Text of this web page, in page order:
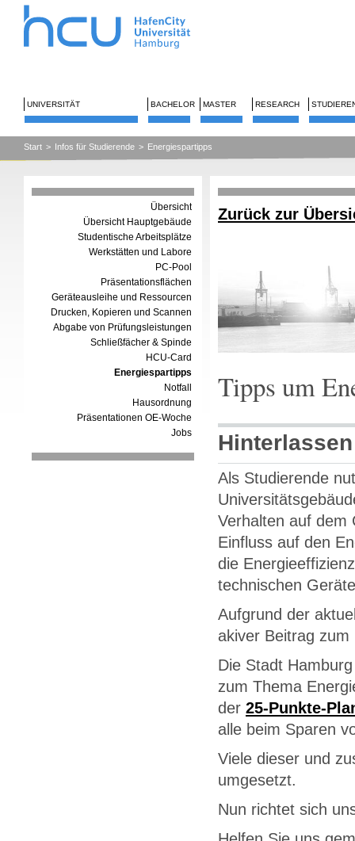
UNIVERSITÄT BACHELOR MASTER RESEARCH
Start > Infos für Studierende > Energiespartipps
Übersicht
Übersicht Hauptgebäude
Studentische Arbeitsplätze
Werkstätten und Labore
PC-Pool
Präsentationsflächen
Geräteausleihe und Ressourcen
Drucken, Kopieren und Scannen
Abgabe von Prüfungsleistungen
Schließfächer & Spinde
HCU-Card
Energiespartipps
Notfall
Hausordnung
Präsentationen OE-Woche
Jobs
Zurück zur
Tipps um
Als Studierende
Verhalten auf dem
Einfluss auf den
die
technischen
Aufgrund der
akiver Beitrag
Die Stadt
zum Thema
der 25-Punkte-
alle beim Sparen
Viele dieser und
umgesetzt.
Nun richtet sich